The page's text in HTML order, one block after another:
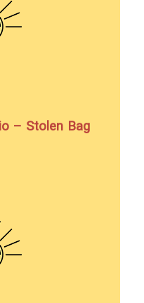
– Stolen Bag